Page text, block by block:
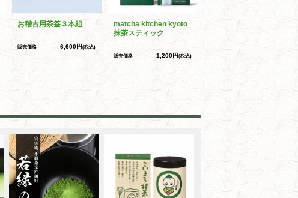
お稽古用茶筌３本組
販売価格 6,600円(税込)
matcha kitchen kyoto
抹茶スティック
販売価格 1,200円(税込)